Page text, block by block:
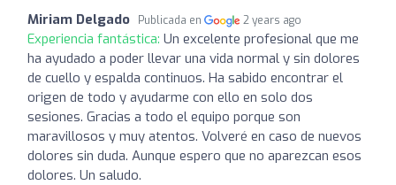
Miriam Delgado Publicada en 2 years ago
Experiencia fantástica: Un excelente profesional que me
ha ayudado a poder llevar una vida normal y sin dolores
de cuello y espalda continuos. Ha sabido encontrar el
origen de todo y ayudarme con ello en solo dos
sesiones. Gracias a todo el equipo porque son
maravillosos y muy atentos. Volveré en caso de nuevos
dolores sin duda. Aunque espero que no aparezcan esos
dolores. Un saludo.